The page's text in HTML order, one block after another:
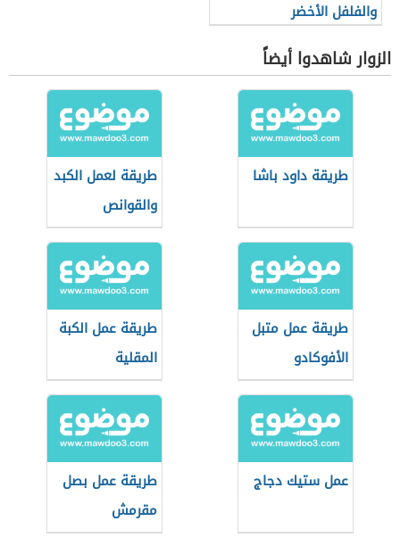
والفلفل الأخضر
الزوار شاهدوا أيضاً
طريقة داود باشا
طريقة لعمل الكبد
والقوانص
طريقة عمل متبل
الأفوكادو
طريقة عمل الكبة
المقلية
عمل ستيك دجاج
طريقة عمل بصل
مقرمش